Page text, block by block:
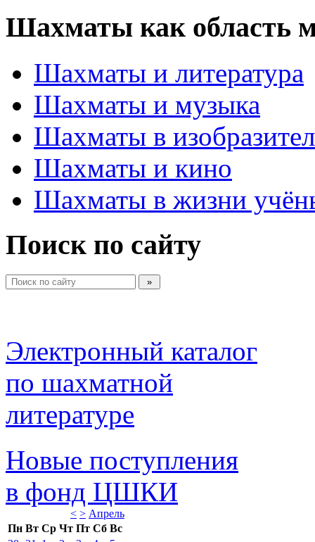
Шахматы как область
Шахматы и литература
Шахматы и музыка
Шахматы в
Шахматы и кино
Шахматы в жизни
Поиск по сайту
Электронный каталог
по шахматной
литературе
Новые поступления
в фонд ЦШКИ
< > Апрель
Пн Вт Ср Чт Пт Сб Вс